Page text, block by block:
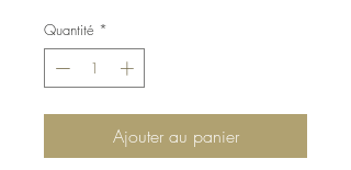
Quantité *
Ajouter au panier